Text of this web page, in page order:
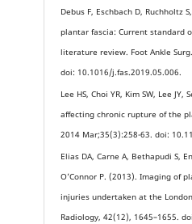
Debus F, Eschbach D, Ruchholtz
plantar fascia: Current standard
literature review. Foot Ankle
doi: 10.1016/j.fas.2019.05.006.
Lee HS, Choi YR, Kim SW, Lee JY,
affecting chronic rupture of the
2014 Mar;35(3):258-63. doi:
Elias DA, Carne A, Bethapudi S,
O’Connor P. (2013). Imaging of
injuries undertaken at the
Radiology, 42(12), 1645–1655.